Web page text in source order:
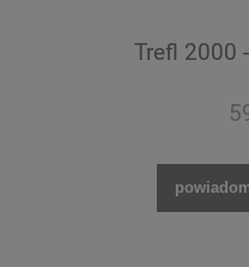
Trefl 2000